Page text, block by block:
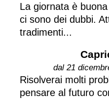
La giornata è
ci sono dei dubbi.
tradimenti...
dal 21
Risolverai molti
pensare al futuro